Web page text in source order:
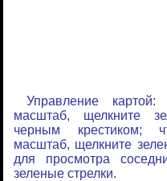
Управление картой:
масштаб, щелкните
черным крестиком;
масштаб, щелкните
для просмотра
зеленые стрелки.